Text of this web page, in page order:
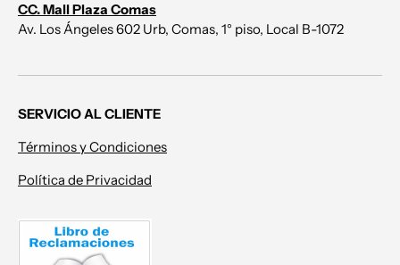
CC. Mall Plaza Comas
Av. Los Ángeles 602 Urb, Comas, 1° piso, Local B-1072
SERVICIO AL CLIENTE
Términos y Condiciones
Política de Privacidad